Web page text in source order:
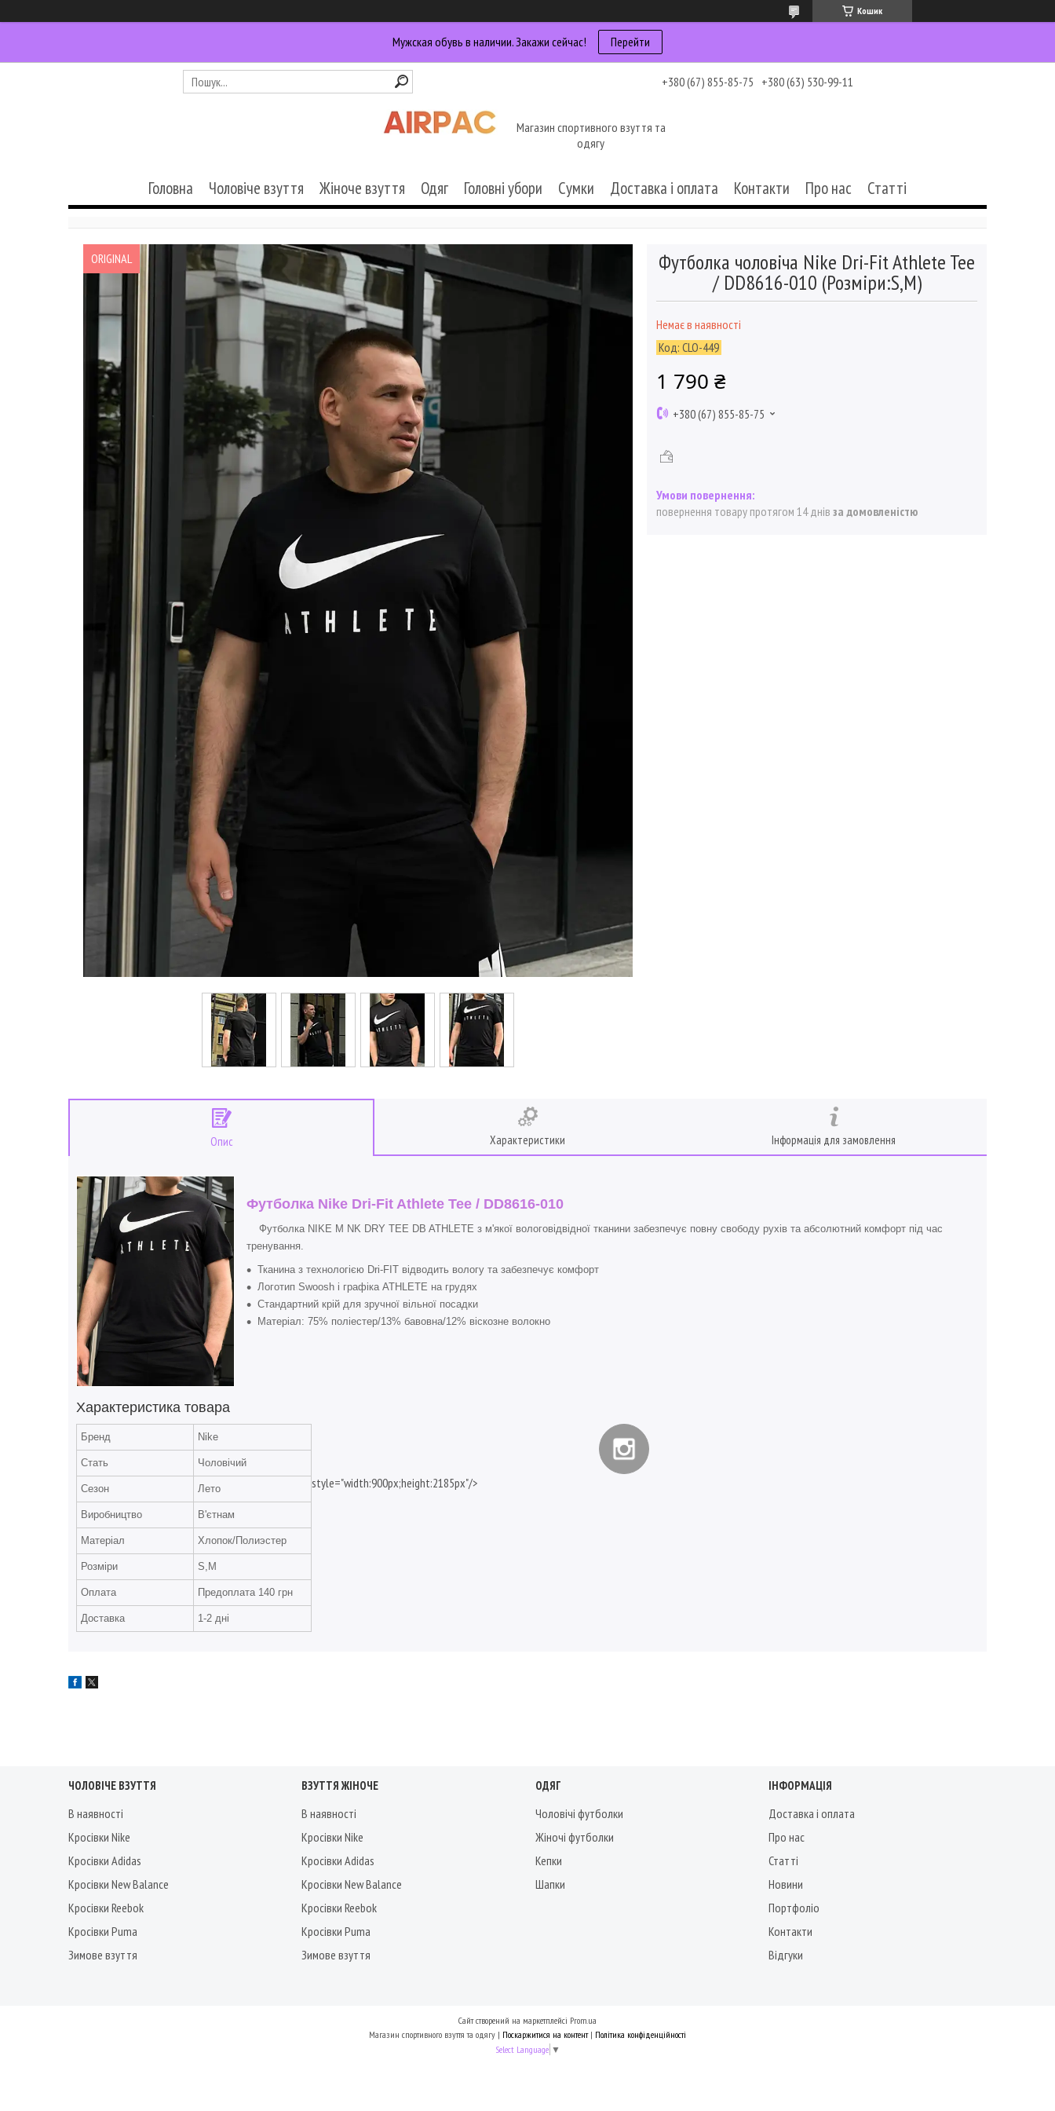
Кошик
Мужская обувь в наличии. Закажи сейчас! Перейти
+380 (67) 855-85-75 +380 (63) 530-99-11
Магазин спортивного взуття та
одягу
Головна Чоловіче взуття Жіноче взуття Одяг Головні убори Сумки Доставка і оплата Контакти Про нас Статті
ORIGINAL Футболка чоловіча Nike Dri-Fit Athlete Tee
/ DD8616-010 (Розміри:S,M)
Немає в наявності
Код: CLO-449
1 790 ₴
+380 (67) 855-85-75
повернення товару протягом 14 днів за домовленістю
Опис Характеристики Інформація для замовлення
Футболка Nike Dri-Fit Athlete Tee / DD8616-010
Футболка NIKE M NK DRY TEE DB ATHLETE з м'якої вологовідвідної тканини забезпечує повну свободу рухів та абсолютний комфорт під час
тренування.
Тканина з технологією Dri-FIT відводить вологу та забезпечує комфорт
Логотип Swoosh і графіка ATHLETE на грудях
Стандартний крій для зручної вільної посадки
Матеріал: 75% поліестер/13% бавовна/12% віскозне волокно
Характеристика товара
Бренд Nike
Стать Чоловічий
Сезон Лето
Виробництво В'єтнам
Матеріал Хлопок/Полиэстер
Розміри S,M
Оплата Предоплата 140 грн
Доставка 1-2 дні
style="width:900px;height:2185px"/>
ЧОЛОВІЧЕ ВЗУТТЯ
В наявності
Кросівки Nike
Кросівки Adidas
Кросівки New Balance
Кросівки Reebok
Кросівки Puma
Зимове взуття
ВЗУТТЯ ЖІНОЧЕ
В наявності
Кросівки Nike
Кросівки Adidas
Кросівки New Balance
Кросівки Reebok
Кросівки Puma
Зимове взуття
ОДЯГ
Чоловічі футболки
Жіночі футболки
Кепки
Шапки
ІНФОРМАЦІЯ
Доставка і оплата
Про нас
Статті
Новини
Портфоліо
Контакти
Відгуки
Сайт створений на маркетплейсі Prom.ua
Магазин спортивного взуття та одягу | Поскаржитися на контент | Політика конфіденційності
Select Language ▼